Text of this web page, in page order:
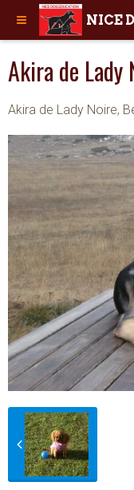
NICE
Akira de Lady
Akira de Lady Noire,